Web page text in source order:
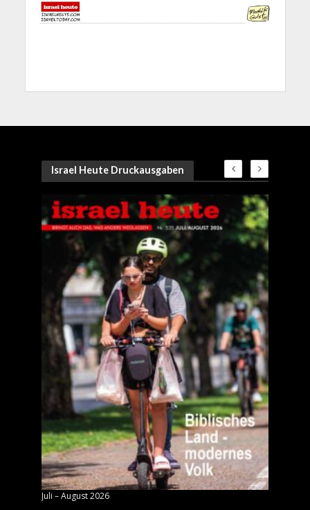
Israel Heute Druckausgaben
Juli – August 2026